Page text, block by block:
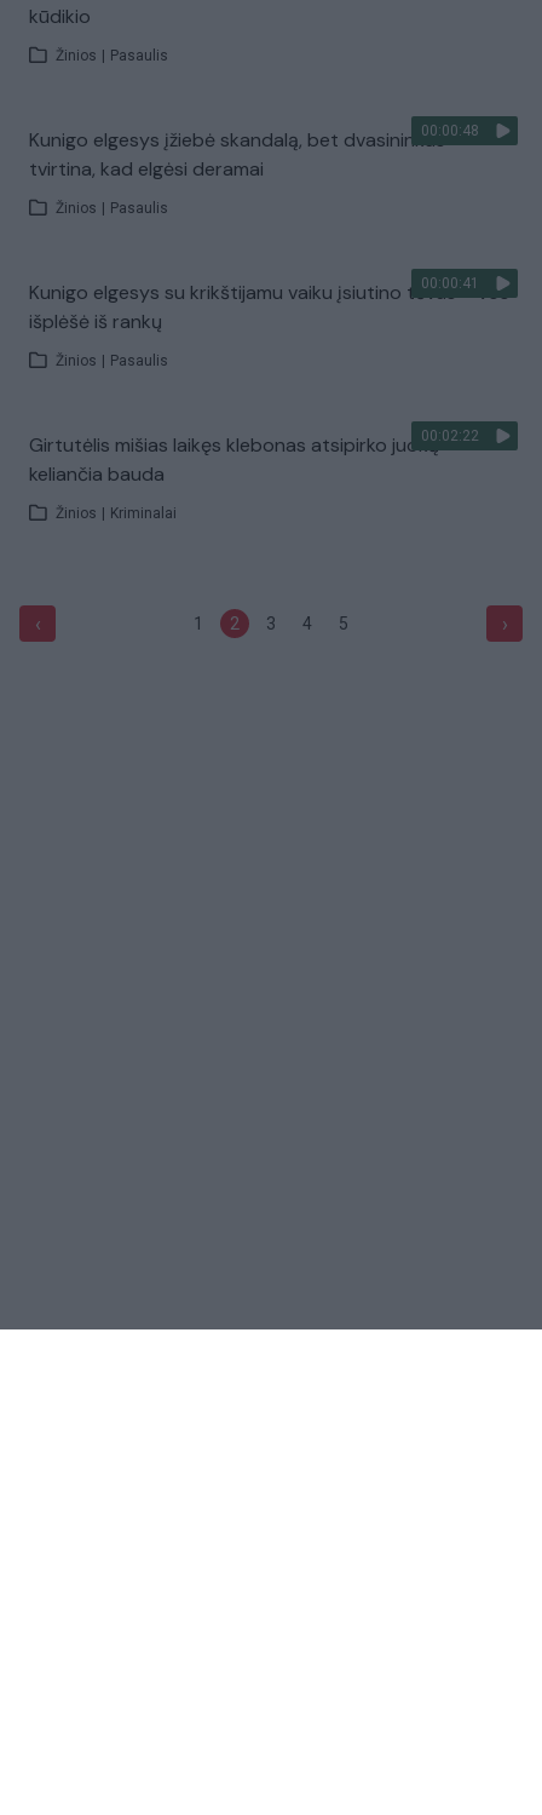
kūdikio
Žinios Pasaulis
00:00:48
Kunigo elgesys įžiebė skandalą, bet dvasininkas
tvirtina, kad elgėsi deramai
Žinios Pasaulis
00:00:41
Kunigo elgesys su krikštijamu vaiku įsiutino tėvus – vos
išplėšė iš rankų
Žinios Pasaulis
00:02:22
Girtutėlis mišias laikęs klebonas atsipirko juoką
keliančia bauda
Žinios Kriminalai
‹ 1 2 3 4 5 ›